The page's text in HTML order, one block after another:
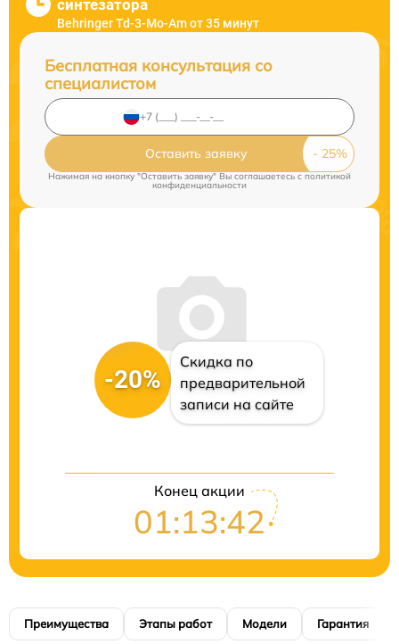
синтезатора
Behringer Td-3-Mo-Am от 35 минут
Бесплатная консультация со
специалистом
Оставить заявку
Нажимая на кнопку "Оставить заявку" Вы соглашаетесь cполитикой
конфиденциальности
-20%
Скидка по
предварительной
записи на сайте
Конец акции
01:13:42
Преимущества Этапы работ Модели Гарантия